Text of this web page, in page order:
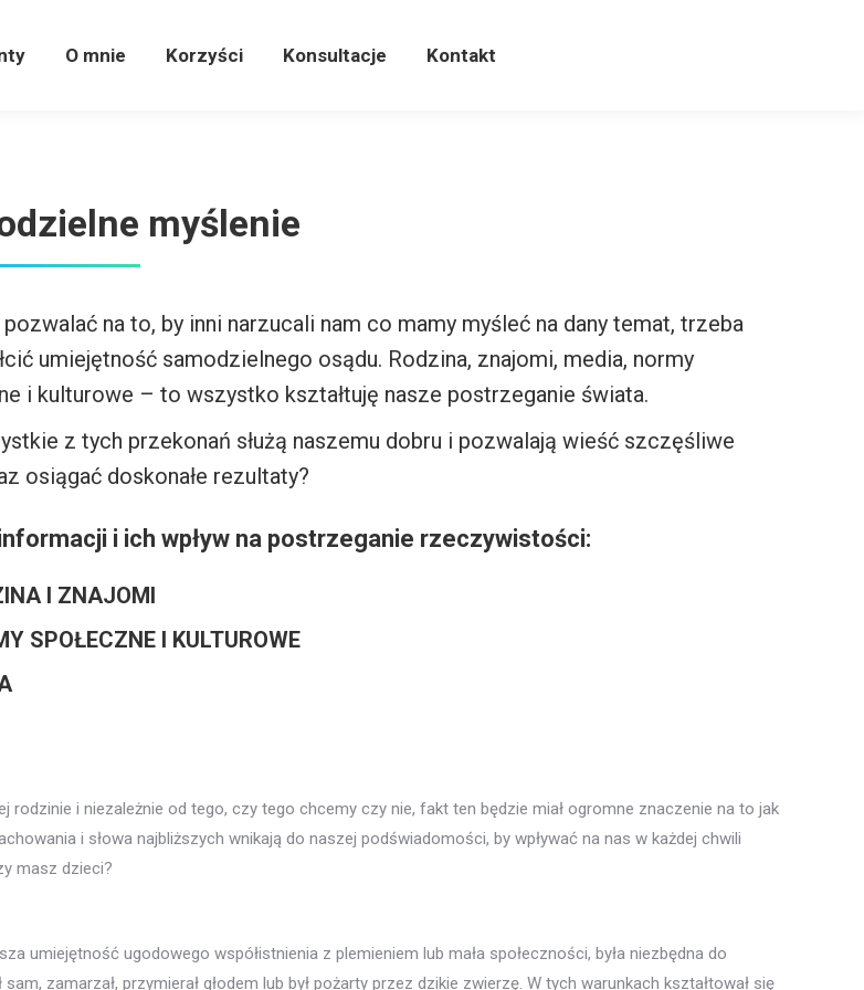
O mnie Korzyści Konsultacje Kontakt
myślenie
na to, by inni narzucali nam co mamy myśleć na dany temat, trzeba
umiejętność samodzielnego osądu. Rodzina, znajomi, media, normy
i kulturowe – to wszystko kształtuję nasze postrzeganie świata.
z tych przekonań służą naszemu dobru i pozwalają wieść szczęśliwe
osiągać doskonałe rezultaty?
i ich wpływ na postrzeganie rzeczywistości:
I ZNAJOMI
SPOŁECZNE I KULTUROWE
rodzinie i niezależnie od tego, czy tego chcemy czy nie, fakt ten będzie miał ogromne znaczenie na to jak
i słowa najbliższych wnikają do naszej podświadomości, by wpływać na nas w każdej chwili
masz dzieci?
umiejętność ugodowego współistnienia z plemieniem lub mała społeczności, była niezbędna do
zamarzał, przymierał głodem lub był pożarty przez dzikie zwierzę. W tych warunkach kształtował się